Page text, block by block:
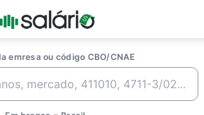
emresa ou código CBO/CNAE